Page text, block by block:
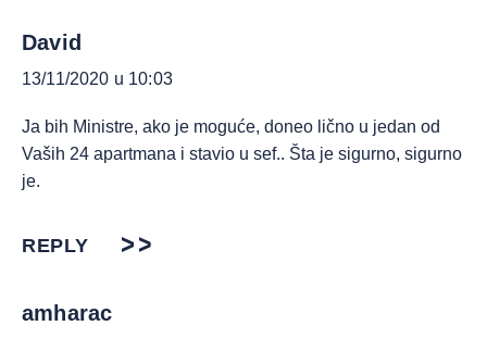
David
13/11/2020 u 10:03
Ja bih Ministre, ako je moguće, doneo lično u jedan od
Vaših 24 apartmana i stavio u sef.. Šta je sigurno, sigurno
je.
REPLY
amharac